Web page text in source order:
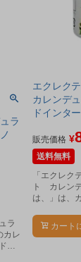
ラ
ラ
カレ
、
エクレク
カレンデ
ドインタ
販売価格 ¥
送料無料
「エクレ
ト カレン
は、」は、
カート